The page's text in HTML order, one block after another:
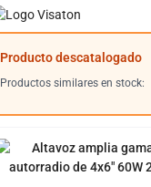
Producto descatalogado
Productos similares en stock: